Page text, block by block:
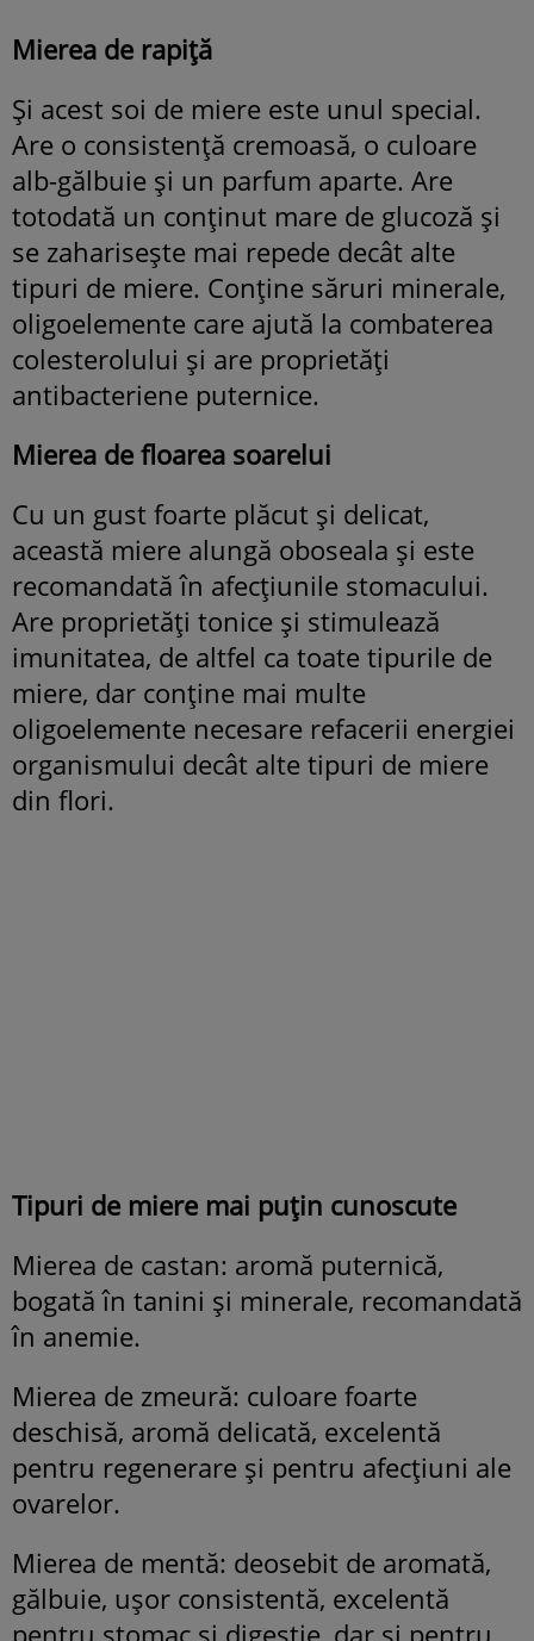
Mierea de rapiță
Și acest soi de miere este unul special.
Are o consistență cremoasă, o culoare
alb-gălbuie și un parfum aparte. Are
totodată un conținut mare de glucoză și
se zaharisește mai repede decât alte
tipuri de miere. Conține săruri minerale,
oligoelemente care ajută la combaterea
colesterolului și are proprietăți
antibacteriene puternice.
Mierea de floarea soarelui
Cu un gust foarte plăcut și delicat,
această miere alungă oboseala și este
recomandată în afecțiunile stomacului.
Are proprietăți tonice și stimulează
imunitatea, de altfel ca toate tipurile de
miere, dar conține mai multe
oligoelemente necesare refacerii energiei
organismului decât alte tipuri de miere
din flori.
Tipuri de miere mai puțin cunoscute
Mierea de castan: aromă puternică,
bogată în tanini și minerale, recomandată
în anemie.
Mierea de zmeură: culoare foarte
deschisă, aromă delicată, excelentă
pentru regenerare și pentru afecțiuni ale
ovarelor.
Mierea de mentă: deosebit de aromată,
gălbuie, ușor consistentă, excelentă
pentru stomac și digestie, dar și pentru